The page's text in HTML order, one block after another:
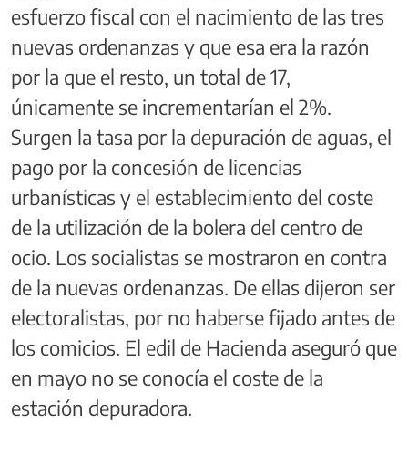
esfuerzo fiscal con el nacimiento de las tres
nuevas ordenanzas y que esa era la razón
por la que el resto, un total de 17,
únicamente se incrementarían el 2%.
Surgen la tasa por la depuración de aguas, el
pago por la concesión de licencias
urbanísticas y el establecimiento del coste
de la utilización de la bolera del centro de
ocio. Los socialistas se mostraron en contra
de la nuevas ordenanzas. De ellas dijeron ser
electoralistas, por no haberse fijado antes de
los comicios. El edil de Hacienda aseguró que
en mayo no se conocía el coste de la
estación depuradora.